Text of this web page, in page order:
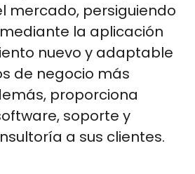
mercado, persiguiendo
la aplicación
nuevo y adaptable
de negocio más
proporciona
soporte y
a sus clientes​​​​​​​​.